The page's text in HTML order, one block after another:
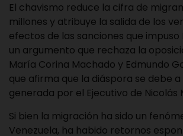
El chavismo reduce la cifra de
millones y atribuye la salida de los
efectos de las sanciones que impuso
un argumento que rechaza la
María Corina Machado y Edmundo
que afirma que la diáspora se debe a
generada por el Ejecutivo de Nicolás
Si bien la migración ha sido un
Venezuela, ha habido retornos